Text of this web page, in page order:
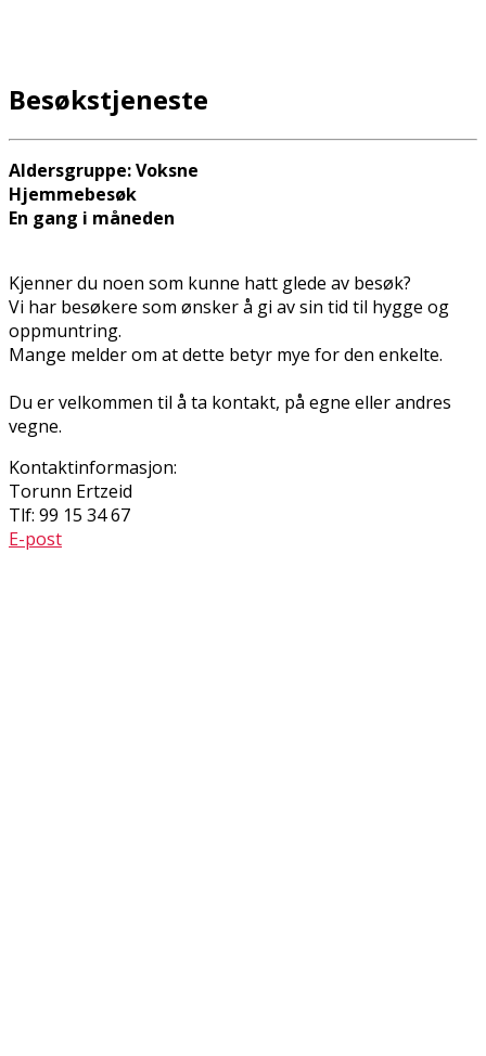
Besøkstjeneste
Aldersgruppe: Voksne
Hjemmebesøk
En gang i måneden
Kjenner du noen som kunne hatt glede av besøk?
Vi har besøkere som ønsker å gi av sin tid til hygge og
oppmuntring.
Mange melder om at dette betyr mye for den enkelte.
Du er velkommen til å ta kontakt, på egne eller andres
vegne.
Kontaktinformasjon:
Torunn Ertzeid
Tlf: 99 15 34 67
E-post